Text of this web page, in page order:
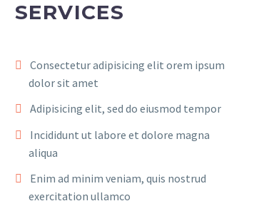
SERVICES
Consectetur adipisicing elit orem ipsum
dolor sit amet
Adipisicing elit, sed do eiusmod tempor
Incididunt ut labore et dolore magna
aliqua
Enim ad minim veniam, quis nostrud
exercitation ullamco